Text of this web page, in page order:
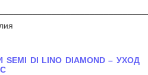
DI LINO DIAMOND – УХОД